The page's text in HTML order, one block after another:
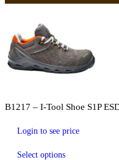
B1217 – I-Tool Shoe S1P
Login to see price
Select options